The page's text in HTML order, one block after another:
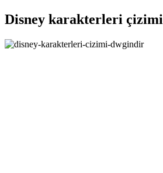
Disney karakterleri çizimi